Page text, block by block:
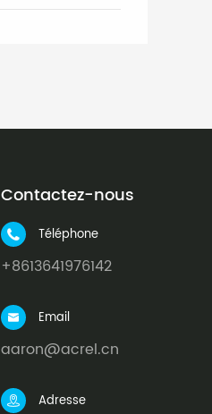
Contactez-nous
 Téléphone
+8613641976142
 Email
aaron@acrel.cn
 Adresse